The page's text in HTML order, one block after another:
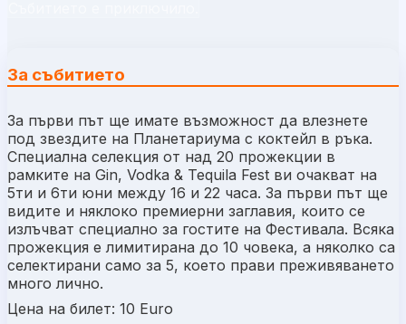
За събитието
За първи път ще имате възможност да влезнете
под звездите на Планетариума с коктейл в ръка.
Специална селекция от над 20 прожекции в
рамките на Gin, Vodka & Tequila Fest ви очакват на
5ти и 6ти юни между 16 и 22 часа. За първи път ще
видите и няклоко премиерни заглавия, които се
излъчват специално за гостите на Фестивала. Всяка
прожекция е лимитирана до 10 човека, а няколко са
селектирани само за 5, което прави преживяването
много лично.
Цена на билет: 10 Euro